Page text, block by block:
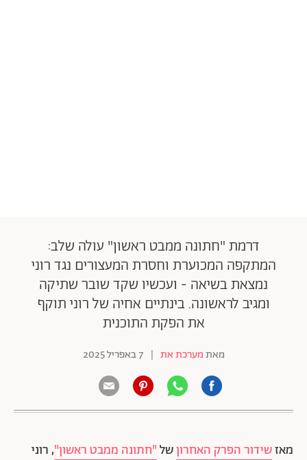
דרמת "חתונה ממבט ראשון" עולה שלב:
המתקפה המכוערת וחסרת המעצורים נגד רוני
נמצאת בשיאה - ועכשיו שקד שובר שתיקה
ומגיב לראשונה. בינתיים אחיה של רוני תוקף
את הפקת התוכנית
מאתמערכת את | 7 באפריל 2025
מאזשידור הפרק האחרוןשל"חתונה ממבט ראשון", רוני